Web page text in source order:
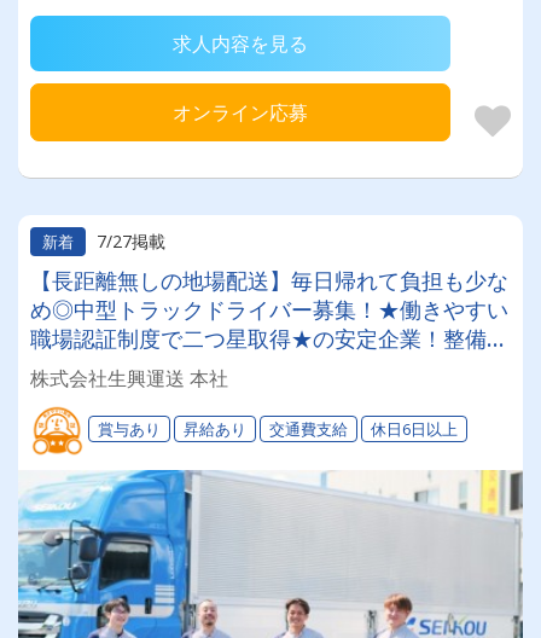
求人内容を見る
オンライン応募
新着 7/27掲載
【長距離無しの地場配送】毎日帰れて負担も少な
め◎中型トラックドライバー募集！★働きやすい
職場認証制度で二つ星取得★の安定企業！整備・
給油所完備だから運転に専念できる！未経験でも
安心！
株式会社生興運送 本社
賞与あり 昇給あり 交通費支給 休日6日以上